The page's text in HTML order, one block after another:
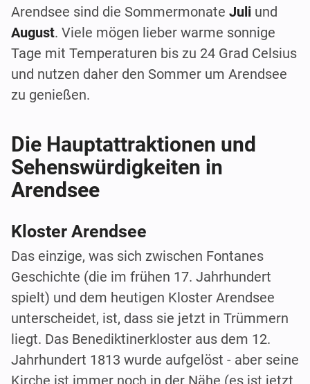
Arendsee sind die Sommermonate Juli und
August. Viele mögen lieber warme sonnige
Tage mit Temperaturen bis zu 24 Grad Celsius
und nutzen daher den Sommer um Arendsee
zu genießen.
Die Hauptattraktionen und
Sehenswürdigkeiten in
Arendsee
Kloster Arendsee
Das einzige, was sich zwischen Fontanes
Geschichte (die im frühen 17. Jahrhundert
spielt) und dem heutigen Kloster Arendsee
unterscheidet, ist, dass sie jetzt in Trümmern
liegt. Das Benediktinerkloster aus dem 12.
Jahrhundert 1813 wurde aufgelöst - aber seine
Kirche ist immer noch in der Nähe (es ist jetzt